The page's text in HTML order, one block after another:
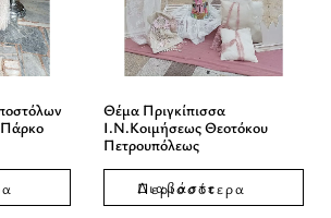
Θέμα Πριγκίπισσα
Ι.Ν.Κοιμήσεως Θεοτόκου
Πετρουπόλεως
Διαβάστε Περισσότερα